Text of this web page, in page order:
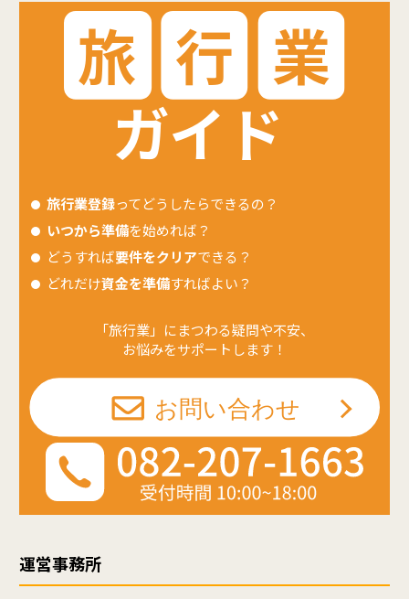
旅行業登録ってどうしたらできるの？
いつから準備を始めれば？
どうすれば要件をクリアできる？
どれだけ資金を準備すればよい？
「旅行業」にまつわる疑問や不安、
お悩みをサポートします！
運営事務所